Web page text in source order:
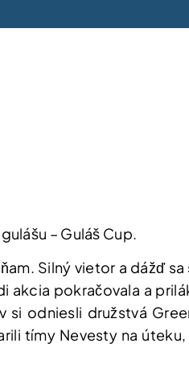
– Guláš Cup.
Silný vietor a dážď sa
akcia pokračovala a
odniesli družstvá
tímy Nevesty na úteku,